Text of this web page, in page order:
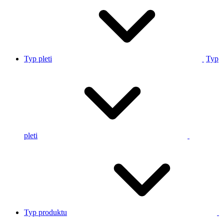
Typ pleti Typ
pleti
Typ produktu